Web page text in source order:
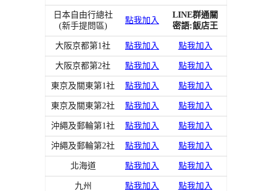
日本自由行總社
(新手提問區)
點我加入
LINE群通關
密語:飯店王
大阪京都第1社 點我加入 點我加入
大阪京都第2社 點我加入 點我加入
東京及關東第1社 點我加入 點我加入
東京及關東第2社 點我加入 點我加入
沖繩及郵輪第1社 點我加入 點我加入
沖繩及郵輪第2社 點我加入 點我加入
北海道 點我加入 點我加入
九州 點我加入 點我加入